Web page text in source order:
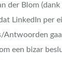
der Blom
LinkedIn per
Antwoorden
een bizar